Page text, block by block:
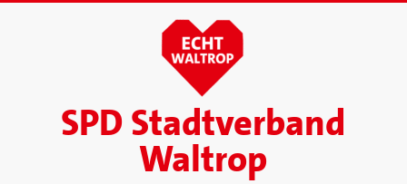
SPD Stadtverband
Waltrop